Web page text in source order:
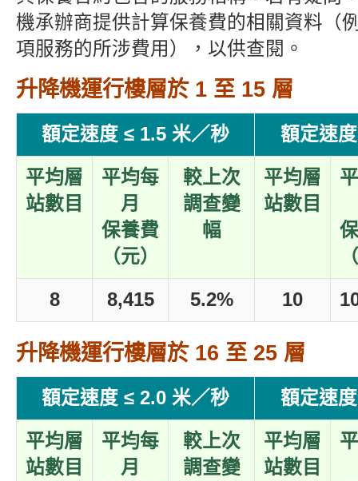
機承辦商提供計算保養費的相關資料（
項服務的所涉費用），以供查閱。
升降機運行樓層於 1 至 15 層
額定速度 ≤ 1.5 米／秒 額定速
平均層
站數目
平均每
月
保養費
（元）
較上次
調查變
幅
平均層
站數目
8 8,415 5.2% 10
升降機運行樓層於 16 至 25 層
額定速度 ≤ 2.0 米／秒 額定速
平均層
站數目
平均每
月
較上次
調查變
平均層
站數目